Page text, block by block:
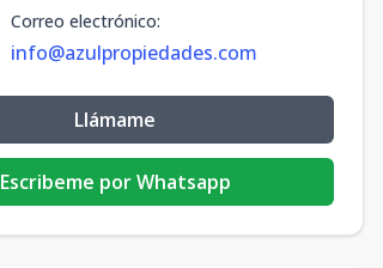
Correo electrónico:
info@azulpropiedades.com
Llámame
Escribeme por Whatsapp